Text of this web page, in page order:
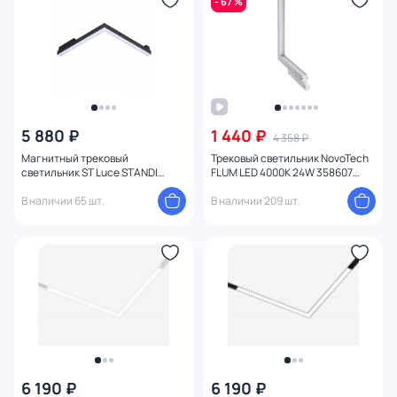
5 880 ₽
Магнитный трековый
светильник ST Luce STANDI
В наличии 65 шт.
1 440 ₽ 4 358 ₽
Трековый светильник NovoTech
FLUM LED 4000K 24W 358607
В наличии 209 шт.
6 190 ₽ 6 190 ₽